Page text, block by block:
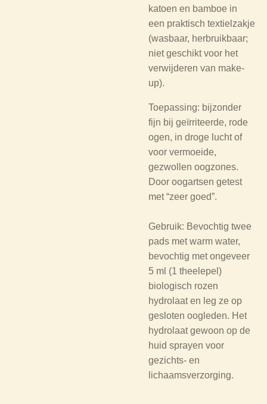
katoen en bamboe in
een praktisch textielzakje
(wasbaar, herbruikbaar;
niet geschikt voor het
verwijderen van make-
up).
Toepassing: bijzonder
fijn bij geïrriteerde, rode
ogen, in droge lucht of
voor vermoeide,
gezwollen oogzones.
Door oogartsen getest
met “zeer goed”.
Gebruik: Bevochtig twee
pads met warm water,
bevochtig met ongeveer
5 ml (1 theelepel)
biologisch rozen
hydrolaat en leg ze op
gesloten oogleden. Het
hydrolaat gewoon op de
huid sprayen voor
gezichts- en
lichaamsverzorging.